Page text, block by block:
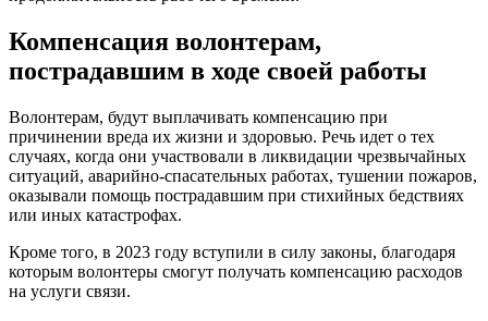
Компенсация волонтерам,
пострадавшим в ходе своей работы
Волонтерам, будут выплачивать компенсацию при
причинении вреда их жизни и здоровью. Речь идет о тех
случаях, когда они участвовали в ликвидации чрезвычайных
ситуаций, аварийно-спасательных работах, тушении пожаров,
оказывали помощь пострадавшим при стихийных бедствиях
или иных катастрофах.
Кроме того, в 2023 году вступили в силу законы, благодаря
которым волонтеры смогут получать компенсацию расходов
на услуги связи.